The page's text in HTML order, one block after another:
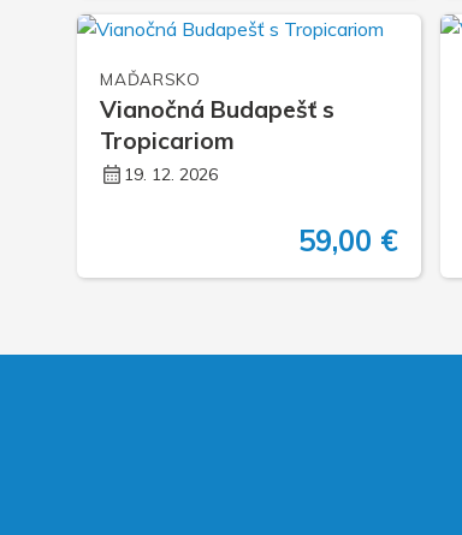
MAĎARSKO
Vianočná Budapešť s
Tropicariom
19. 12. 2026
59,00 €